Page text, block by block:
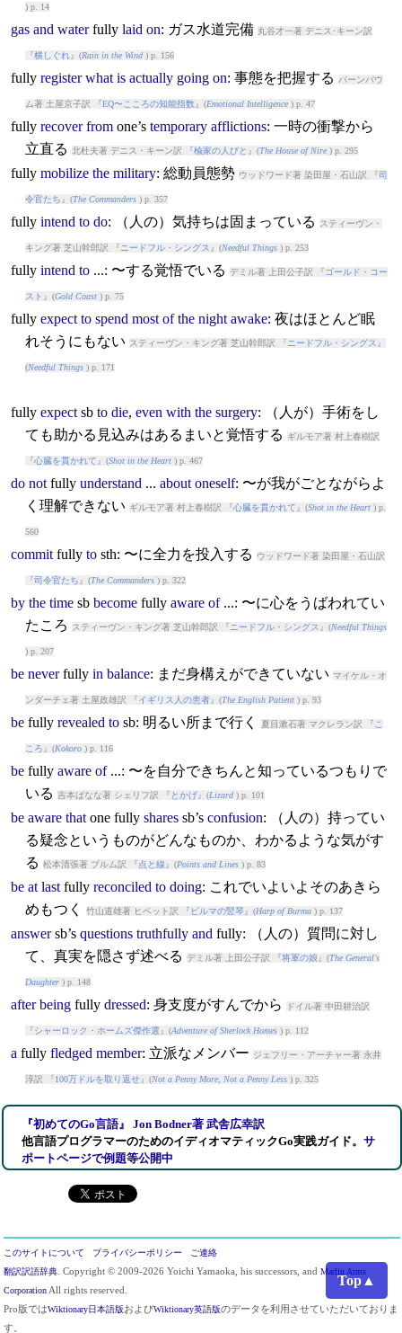
Top▲
) p. 14
gas and water fully laid on: ガス水道完備 丸谷才一著 デニス･キーン訳
『横しぐれ 』(Rain in the Wind) p. 156
fully register what is actually going on: 事態を把握する バーンバウ
ム著 土屋京子訳 『EQ〜こころの知能指数』(Emotional Intelligence) p. 47
fully recover fromone’s temporary afflictions: 一時の衝撃から
立直る 北杜夫著 デニス・キーン訳 『楡家の人びと 』(The House of Nire) p. 295
fully mobilize the military: 総動員態勢 ウッドワード著 染田屋・石山訳 『司
令官たち 』(The Commanders) p. 357
fully intend to do: （人の）気持ちは固まっている スティーヴン・
キング著 芝山幹郎訳 『 ニードフル・シングス 』(Needful Things) p. 253
fully intend to...: 〜する覚悟でいる デミル著 上田公子訳 『ゴールド・コー
スト 』(Gold Coast) p. 75
fully expect to spend most of the night awake: 夜はほとんど眠
れそうにもない
スティーヴン・キング著 芝山幹郎訳 『 ニードフル・シングス 』
(Needful Things) p. 171
fully expectsb to die, even with the surgery: （人が）手術をし
ても助かる見込みはあるまいと覚悟する
ギルモア著 村上春樹訳
『心臓を貫かれて 』(Shot in the Heart) p. 467
do not fully understand ... about oneself: 〜が我がごとながらよ
く理解できない ギルモア著 村上春樹訳 『心臓を貫かれて 』(Shot in the Heart) p.
560
commit fully tosth: 〜に全力を投入する ウッドワード著 染田屋・石山訳
『司令官たち 』(The Commanders) p. 322
by the timesb become fully aware of...: 〜に心をうばわれてい
たころ
スティーヴン・キング著 芝山幹郎訳 『 ニードフル・シングス 』(Needful Things
) p. 207
be never fully in balance: まだ身構えができていない マイケル・オ
ンダーチェ著 土屋政雄訳 『イギリス人の患者』(The English Patient) p. 93
be fully revealed tosb: 明るい所まで行く 夏目漱石著 マクレラン訳 『 こ
ころ 』(Kokoro) p. 116
be fully aware of...: 〜を自分できちんと知っているつもりで
いる 吉本ばなな著 シェリフ訳 『 とかげ』(Lizard) p. 101
be aware thatone fully sharessb’s confusion: （人の）持ってい
る疑念というものがどんなものか、わかるような気がす
る 松本清張著 ブルム訳 『点と線 』(Points and Lines) p. 83
be at last fully reconciled to doing: これでいよいよそのあきら
めもつく
竹山道雄著 ヒベット訳 『 ビルマの竪琴』(Harp of Burma) p. 137
answersb’s questions truthfully and fully: （人の）質問に対し
て、真実を隠さず述べる
デミル著 上田公子訳 『将軍の娘 』(The General's
Daughter) p. 148
after being fully dressed: 身支度がすんでから ドイル著 中田耕治訳
『シャーロック・ホームズ傑作選 』(Adventure of Sherlock Homes) p. 112
a fully fledged member: 立派なメンバー ジェフリー・アーチャー著 永井
淳訳 『100万ドルを取り返せ』(Not a Penny More, Not a Penny Less) p. 325
『初めてのGo言語』 Jon Bodner著 武舎広幸訳
他言語プログラマーのためのイディオマティックGo実践ガイド。 サ
ポートページで例題等公開中
このサイトについて プライバシーポリシー
ご連絡
翻訳訳語辞典 . Copyright © 2009-2026 Yoichi Yamaoka, his successors, and Marlin Arms
Corporation All rights reserved.
Pro版ではWiktionary日本語版およびWiktionary英語版のデータを利用させていただいておりま
す。